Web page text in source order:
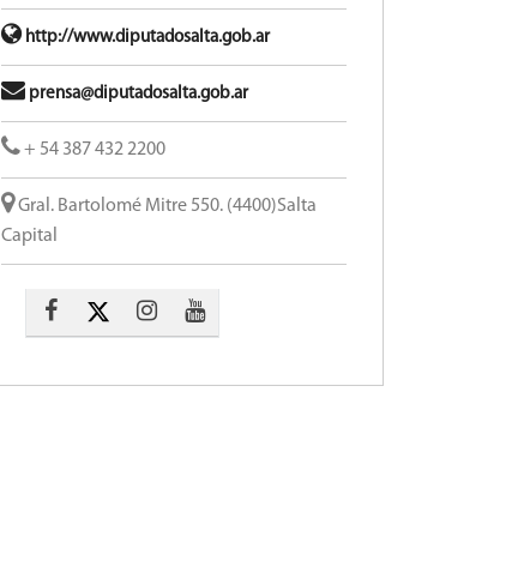
http://www.diputadosalta.gob.ar
prensa@diputadosalta.gob.ar
+ 54 387 432 2200
Gral. Bartolomé Mitre 550. (4400)Salta
Capital